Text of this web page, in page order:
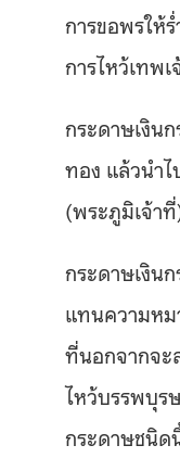
การขอพรให้
การไหว้เทพเ
กระดาษเงิน
ทอง แล้วนำไ
(พระภูมิเจ้า
กระดาษเงิน
แทนความหม
ที่นอกจากจะ
ไหว้บรรพบุร
กระดาษชนิด